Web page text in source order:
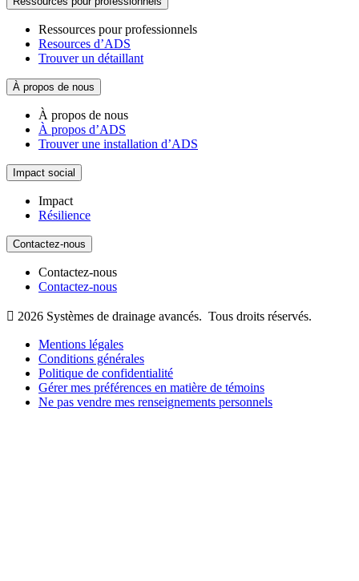
Ressources pour professionnels
Resources d’ADS
Trouver un détaillant
À propos de nous
À propos de nous
À propos d’ADS
Trouver une installation d’ADS
Impact social
Impact
Résilience
Contactez-nous
Contactez-nous
Contactez-nous
 2026 Systèmes de drainage avancés. Tous droits réservés.
Mentions légales
Conditions générales
Politique de confidentialité
Gérer mes préférences en matière de témoins
Ne pas vendre mes renseignements personnels